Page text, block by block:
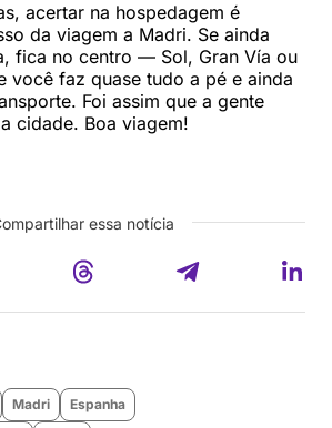
acertar na hospedagem é
da viagem a Madri. Se ainda
fica no centro — Sol, Gran Vía ou
você faz quase tudo a pé e ainda
Foi assim que a gente
cidade. Boa viagem!
essa notícia
Madri
Espanha